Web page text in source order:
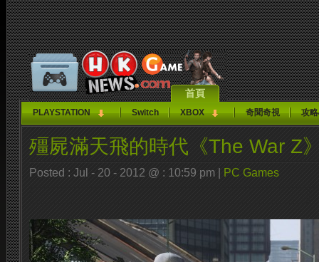
首頁
PLAYSTATION Switch XBOX 奇聞奇視 攻
殭屍滿天飛的時代《The War Z
Posted : Jul - 20 - 2012 @ : 10:59 pm | PC Games